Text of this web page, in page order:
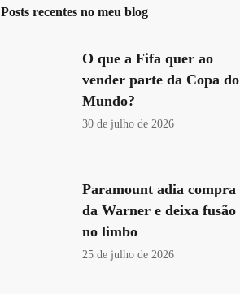
Posts recentes no meu blog
O que a Fifa quer ao
vender parte da Copa do
Mundo?
30 de julho de 2026
Paramount adia compra
da Warner e deixa fusão
no limbo
25 de julho de 2026